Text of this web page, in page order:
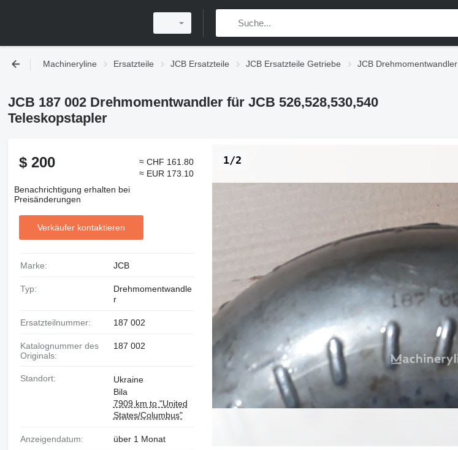
Machineryline Ersatzteile JCB Ersatzteile JCB Ersatzteile Getriebe JCB Drehmomentwandler
JCB 187 002 Drehmomentwandler für JCB 526,528,530,540
Teleskopstapler
1/2
$ 200
≈ CHF 161.80
≈ EUR 173.10
Benachrichtigung erhalten bei
Preisänderungen
Verkäufer kontaktieren
Marke: JCB
Typ:
Drehmomentwandle
r
Ersatzteilnummer: 187 002
Katalognummer des
Originals:
187 002
Standort:
Ukraine
Bila
7909 km to "United
States/Columbus"
Anzeigendatum: über 1 Monat